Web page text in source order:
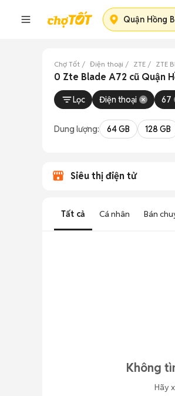
Quận Hồng
Chợ Tốt Điện thoại ZTE ZTE
0 Zte Blade A72 cũ Quận
Lọc Điện thoại 67
Dung lượng: 64 GB 128 GB
Siêu thị điện tử
Tất cả Cá nhân Bán
Không
Hãy